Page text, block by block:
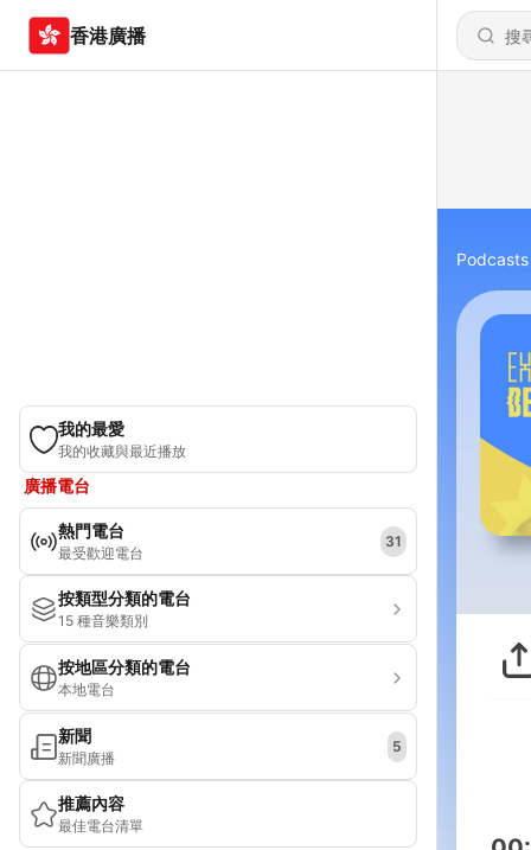
香港廣播
我的最愛
我的收藏與最近播放
廣播電台
熱門電台
最受歡迎電台
31
按類型分類的電台
15 種音樂類別
按地區分類的電台
本地電台
新聞
新聞廣播
5
推薦內容
最佳電台清單
Podcasts